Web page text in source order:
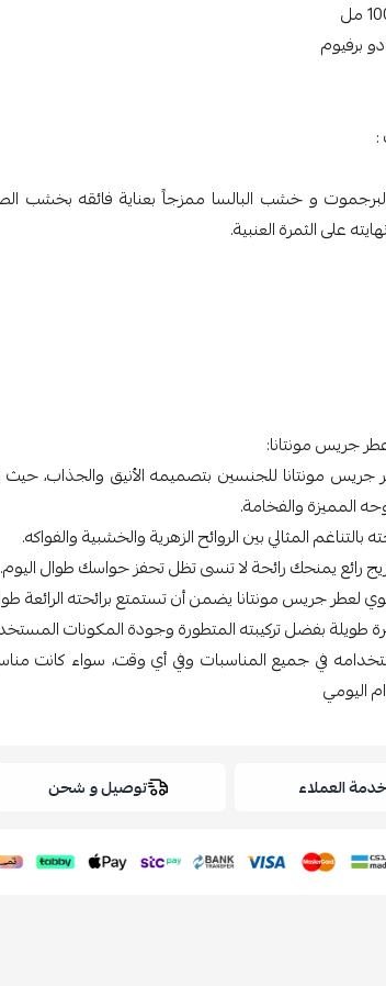
دو برفيوم
:
و خشب البالسا ممزجاً بعناية فائقه بخشب
على الثمرة العنبية.
جريس مونتانا:
جريس مونتانا للجنسين بتصميمه الأنيق والجذاب، حيث
المميزة والفخامة.
بالتناغم المثالي بين الروائح الزهرية والخشبية والفواكه.
رائع يمنحك رائحة لا تنسى تظل تحفز حواسك طوال اليوم.
لعطر جريس مونتانا يضمن أن تستمتع برائحته الرائعة
طويلة بفضل تركيبته المتطورة وجودة المكونات
في جميع المناسبات وفي أي وقت، سواء كانت
اليومي
العملاء توصيل و شحن